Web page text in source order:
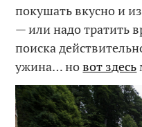
покушать вкусно и
— или надо тратить
поиска
ужина… новот здесь